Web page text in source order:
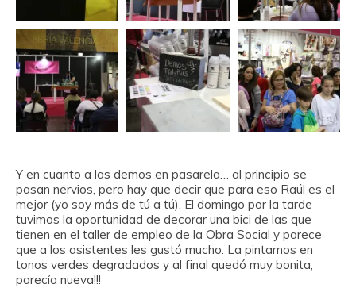
Y en cuanto a las demos en pasarela… al principio se
pasan nervios, pero hay que decir que para eso Raúl es el
mejor (yo soy más de tú a tú). El domingo por la tarde
tuvimos la oportunidad de decorar una bici de las que
tienen en el taller de empleo de la Obra Social y parece
que a los asistentes les gustó mucho. La pintamos en
tonos verdes degradados y al final quedó muy bonita,
parecía nueva!!!